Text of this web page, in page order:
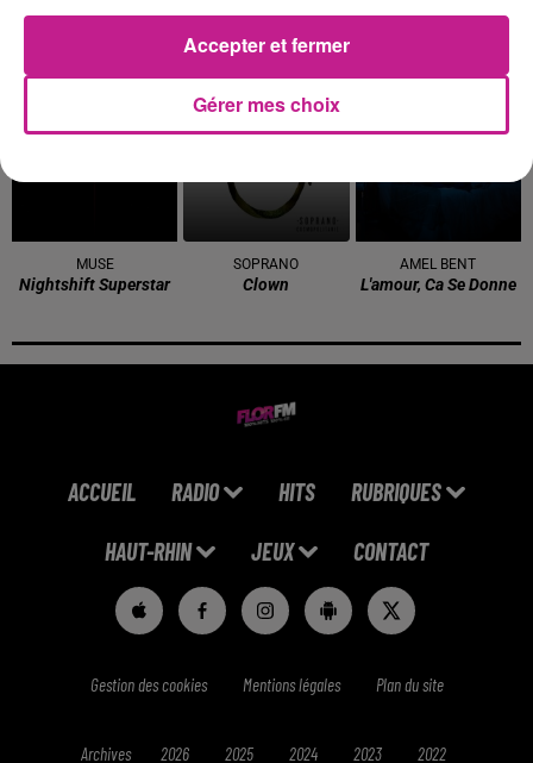
ADELE CASTILLON
Ete Avec Toi
MUSE
Nightshift Superstar
17h22
17h22
SOPRANO
Clown
AMEL BENT
L'amour, Ca Se Donne
ACCUEIL RADIO HITS RUBRIQUES
HAUT-RHIN JEUX CONTACT
Gestion des cookies Mentions légales Plan du site
Archives 2026 2025 2024 2023 2022
Gérer mes choix
Accepter et fermer